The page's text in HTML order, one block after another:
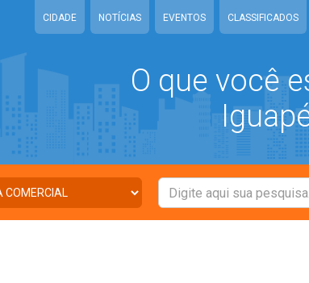
CIDADE NOTÍCIAS EVENTOS CLASSIFICADOS
O que você